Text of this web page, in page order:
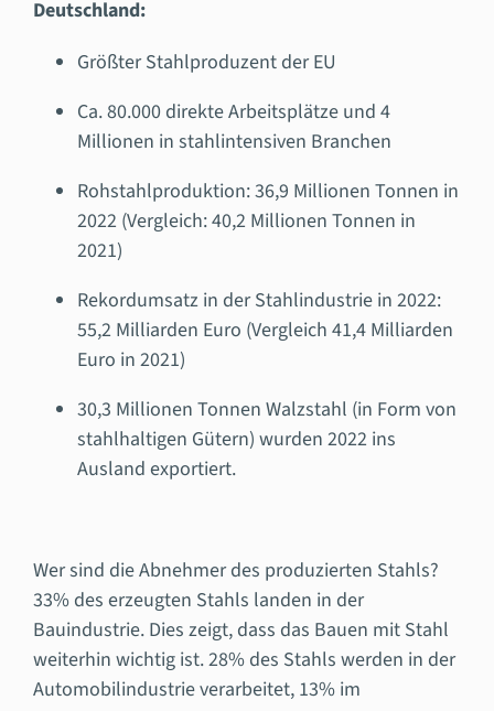
Deutschland:
Größter Stahlproduzent der EU
Ca. 80.000 direkte Arbeitsplätze und 4
Millionen in stahlintensiven Branchen
Rohstahlproduktion: 36,9 Millionen Tonnen in
2022 (Vergleich: 40,2 Millionen Tonnen in
2021)
Rekordumsatz in der Stahlindustrie in 2022:
55,2 Milliarden Euro (Vergleich 41,4 Milliarden
Euro in 2021)
30,3 Millionen Tonnen Walzstahl (in Form von
stahlhaltigen Gütern) wurden 2022 ins
Ausland exportiert.
Wer sind die Abnehmer des produzierten Stahls?
33% des erzeugten Stahls landen in der
Bauindustrie. Dies zeigt, dass das Bauen mit Stahl
weiterhin wichtig ist. 28% des Stahls werden in der
Automobilindustrie verarbeitet, 13% im